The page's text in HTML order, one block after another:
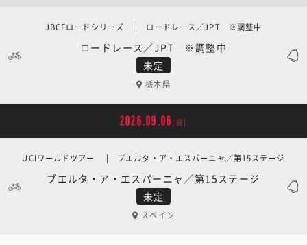
未定
ロードレース／JPT ※調整中
JBCFロードシリーズ | ロードレース／JPT ※調整中
栃木県
2026.09.06 [日]
未定
ブエルタ・ア・エスパーニャ／第15ステージ
UCIワールドツアー | ブエルタ・ア・エスパーニャ／第15ステージ
スペイン